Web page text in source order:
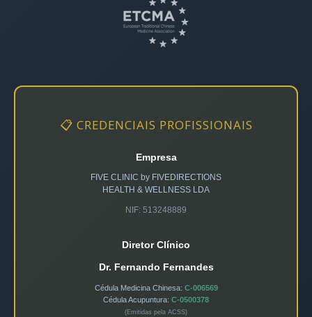
📋 CREDENCIAIS PROFISSIONAIS
Empresa
FIVE CLINIC by FIVEDIRECTIONS
HEALTH & WELLNESS LDA
NIF: 513248889
Diretor Clínico
Dr. Fernando Fernandes
Cédula Medicina Chinesa: C-006569
Cédula Acupuntura: C-0500378
(Emitidas pela ACSS)